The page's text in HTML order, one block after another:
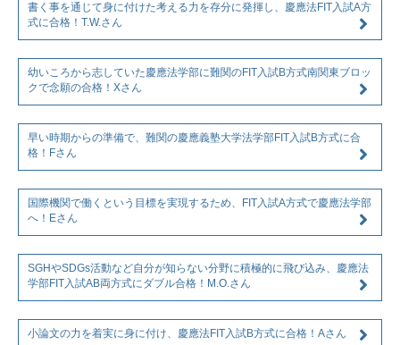
書く事を通じて身に付けた考える力を存分に発揮し、慶應法FIT入試A方
式に合格！T.W.さん
幼いころから志していた慶應法学部に難関のFIT入試B方式南関東ブロッ
クで念願の合格！Xさん
早い時期からの準備で、難関の慶應義塾大学法学部FIT入試B方式に合
格！Fさん
国際機関で働くという目標を実現するため、FIT入試A方式で慶應法学部
へ！Eさん
SGHやSDGs活動など自分が知らない分野に積極的に飛び込み、慶應法
学部FIT入試AB両方式にダブル合格！M.O.さん
小論文の力を着実に身に付け、慶應法FIT入試B方式に合格！Aさん